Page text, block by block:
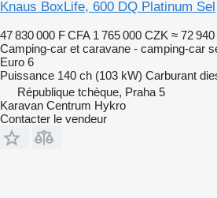
Knaus BoxLife, 600 DQ Platinum Sel
47 830 000 F CFA 1 765 000 CZK ≈ 72 940
Camping-car et caravane - camping-car
Euro 6
Puissance 140 ch (103 kW) Carburant
République tchèque, Praha 5
Karavan Centrum Hykro
Contacter le vendeur